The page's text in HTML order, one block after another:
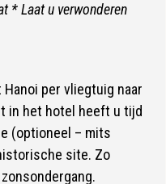
* Laat u verwonderen
per vliegtuig naar
in het hotel heeft u tijd
(optioneel – mits
site. Zo